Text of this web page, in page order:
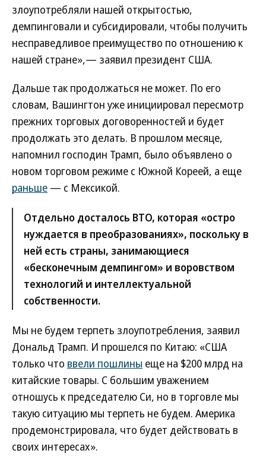
злоупотребляли нашей открытостью,
демпинговали и субсидировали, чтобы получить
несправедливое преимущество по отношению к
нашей стране»,— заявил президент США.
Дальше так продолжаться не может. По его
словам, Вашингтон уже инициировал пересмотр
прежних торговых договоренностей и будет
продолжать это делать. В прошлом месяце,
напомнил господин Трамп, было объявлено о
новом торговом режиме с Южной Кореей, а еще
раньше — с Мексикой.
Отдельно досталось ВТО, которая «остро
нуждается в преобразованиях», поскольку в
ней есть страны, занимающиеся
«бесконечным демпингом» и воровством
технологий и интеллектуальной
собственности.
Мы не будем терпеть злоупотребления, заявил
Дональд Трамп. И прошелся по Китаю: «США
только что ввели пошлины еще на $200 млрд на
китайские товары. С большим уважением
отношусь к председателю Си, но в торговле мы
такую ситуацию мы терпеть не будем. Америка
продемонстрировала, что будет действовать в
своих интересах».